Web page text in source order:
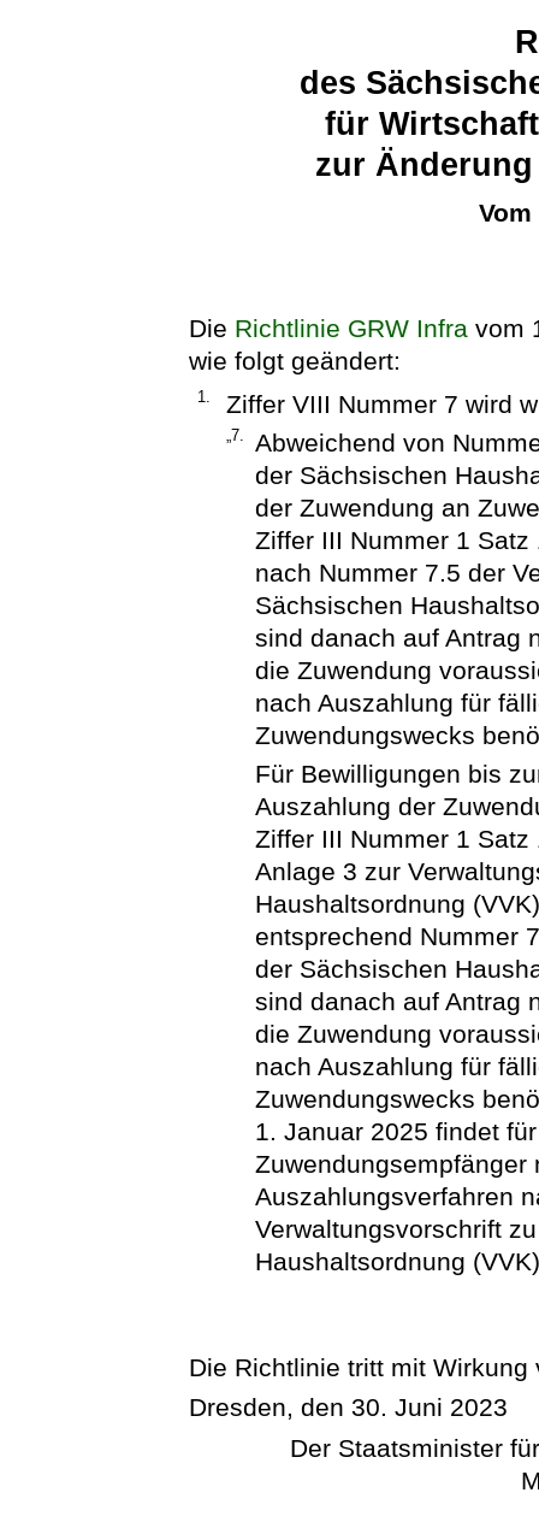
des
für
zur
Die Richtlinie GRW Infra vom
wie folgt geändert:
1. Ziffer VIII Nummer 7 wird
„7.
Abweichend von
der Sächsischen
der Zuwendung an
Ziffer III Nummer 1
nach Nummer 7.5 der
Sächsischen
sind danach auf Antrag
die Zuwendung
nach Auszahlung für
Zuwendungswecks
Für Bewilligungen bis
Auszahlung der
Ziffer III Nummer 1
Anlage 3 zur
Haushaltsordnung
entsprechend Nummer
der Sächsischen
sind danach auf Antrag
die Zuwendung
nach Auszahlung für
Zuwendungswecks
1. Januar 2025 findet
Auszahlungsverfahren
Verwaltungsvorschrift
Haushaltsordnung
Die Richtlinie tritt mit
Dresden, den 30. Juni 2023
Der Staatsminister